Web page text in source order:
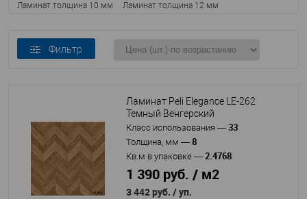
Ламинат толщина 10 мм
Ламинат толщина 12 мм
Фильтр
Ламинат Peli Elegance LE-262
Темный Венгерский
Класс использования — 33
Толщина, мм — 8
Кв.м в упаковке — 2.4768
1 390 руб. / м2
3 442 руб. / уп.